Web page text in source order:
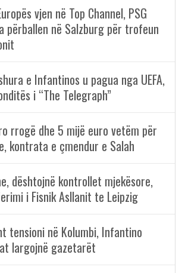
vjen në Top Channel, PSG
përballen në Salzburg për trofeun
e Infantinos u pagua nga UEFA,
i “The Telegraph”
rrogë dhe 5 mijë euro vetëm për
kontrata e çmendur e Salah
dështojnë kontrollet mjekësore,
i Fisnik Asllanit te Leipzig
tensioni në Kolumbi, Infantino
largojnë gazetarët